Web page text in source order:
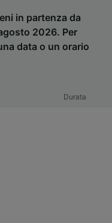
in partenza da
2026. Per
data o un orario
Durata